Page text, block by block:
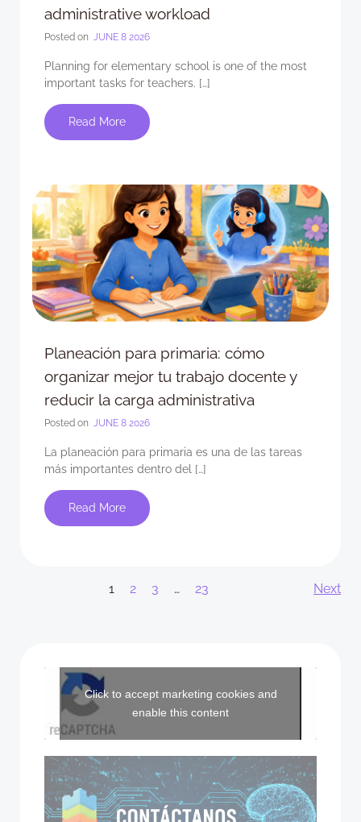
administrative workload
Posted on JUNE 8 2026
Planning for elementary school is one of the most
important tasks for teachers. […]
Read More
Planeación para primaria: cómo
organizar mejor tu trabajo docente y
reducir la carga administrativa
Posted on JUNE 8 2026
La planeación para primaria es una de las tareas
más importantes dentro del […]
Read More
PostsPage
1 Page
2 Page
3 … Page
23 Next
Click to accept marketing cookies and
enable this content